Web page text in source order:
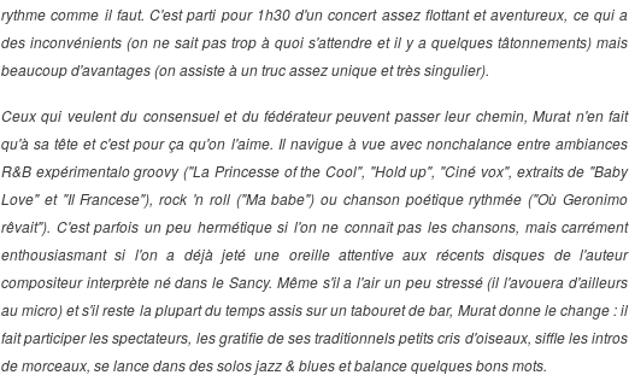
rythme comme il faut. C'est parti pour 1h30 d'un concert assez flottant et aventureux, ce qui a
des inconvénients (on ne sait pas trop à quoi s'attendre et il y a quelques tâtonnements) mais
beaucoup d'avantages (on assiste à un truc assez unique et très singulier).
Ceux qui veulent du consensuel et du fédérateur peuvent passer leur chemin, Murat n'en fait
qu'à sa tête et c'est pour ça qu'on l'aime. Il navigue à vue avec nonchalance entre ambiances
R&B expérimentalo groovy ("La Princesse of the Cool", "Hold up", "Ciné vox", extraits de "Baby
Love" et "Il Francese"), rock 'n roll ("Ma babe") ou chanson poétique rythmée ("Où Geronimo
rêvait"). C'est parfois un peu hermétique si l'on ne connaît pas les chansons, mais carrément
enthousiasmant si l'on a déjà jeté une oreille attentive aux récents disques de l'auteur
compositeur interprète né dans le Sancy. Même s'il a l'air un peu stressé (il l'avouera d'ailleurs
au micro) et s'il reste la plupart du temps assis sur un tabouret de bar, Murat donne le change : il
fait participer les spectateurs, les gratifie de ses traditionnels petits cris d'oiseaux, siffle les intros
de morceaux, se lance dans des solos jazz & blues et balance quelques bons mots.